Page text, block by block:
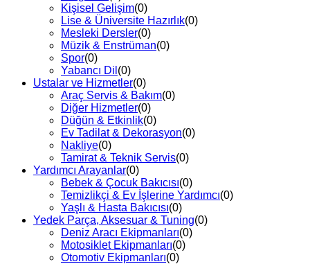
Kişisel Gelişim(0)
Lise & Üniversite Hazırlık(0)
Mesleki Dersler(0)
Müzik & Enstrüman(0)
Spor(0)
Yabancı Dil (0)
Ustalar ve Hizmetler(0)
Araç Servis & Bakım(0)
Diğer Hizmetler(0)
Düğün & Etkinlik(0)
Ev Tadilat & Dekorasyon(0)
Nakliye(0)
Tamirat & Teknik Servis(0)
Yardımcı Arayanlar(0)
Bebek & Çocuk Bakıcısı(0)
Temizlikçi & Ev İşlerine Yardımcı(0)
Yaşlı & Hasta Bakıcısı(0)
Yedek Parça, Aksesuar & Tuning(0)
Deniz Aracı Ekipmanları(0)
Motosiklet Ekipmanları(0)
Otomotiv Ekipmanları(0)